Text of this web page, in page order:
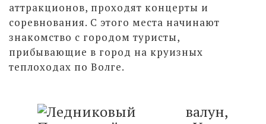
аттракционов, проходят концерты и
соревнования. С этого места начинают
знакомство с городом туристы,
прибывающие в город на круизных
теплоходах по Волге.